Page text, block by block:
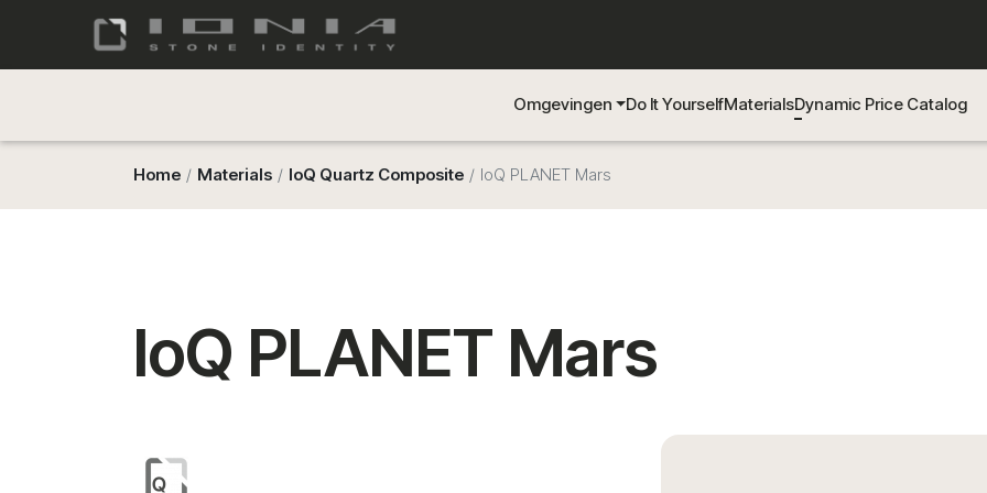
Omgevingen Do It YourselfMaterialsDynamic Price Catalog
Home Materials IoQ Quartz Composite IoQ PLANET Mars
IoQ PLANET Mars